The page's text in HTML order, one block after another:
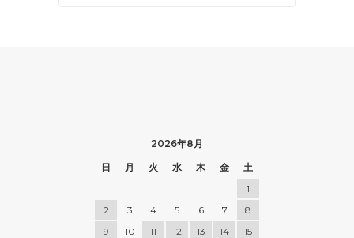
2026年8月
日
月 火 水 木 金
土
1
2
3 4 5 6 7
8
9
10 11 12 13 14
15